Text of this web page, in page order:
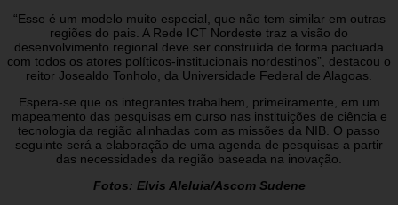
“Esse é um modelo muito especial, que não tem similar em outras
regiões do pais. A Rede ICT Nordeste traz a visão do
desenvolvimento regional deve ser construída de forma pactuada
com todos os atores políticos-institucionais nordestinos”, destacou o
reitor Josealdo Tonholo, da Universidade Federal de Alagoas.
Espera-se que os integrantes trabalhem, primeiramente, em um
mapeamento das pesquisas em curso nas instituições de ciência e
tecnologia da região alinhadas com as missões da NIB. O passo
seguinte será a elaboração de uma agenda de pesquisas a partir
das necessidades da região baseada na inovação.
Fotos: Elvis Aleluia/Ascom Sudene